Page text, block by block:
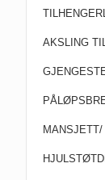
AKSLING